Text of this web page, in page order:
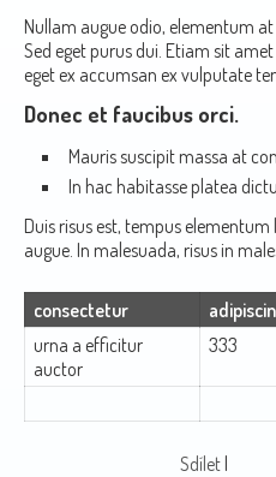
Nullam augue odio, elementum
Sed eget purus dui. Etiam sit
eget ex accumsan ex vulputate
Donec et faucibus orci.
Mauris suscipit massa at
In hac habitasse platea
Duis risus est, tempus
augue. In malesuada, risus in
consectetur
urna a efficitur
auctor
333
Sdílet